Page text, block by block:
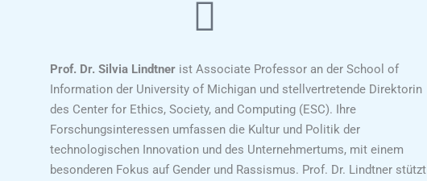
Prof. Dr. Silvia Lindtner ist Associate Professor an der School of
Information der University of Michigan und stellvertretende Direktorin
des Center for Ethics, Society, and Computing (ESC). Ihre
Forschungsinteressen umfassen die Kultur und Politik der
technologischen Innovation und des Unternehmertums, mit einem
besonderen Fokus auf Gender und Rassismus. Prof. Dr. Lindtner stützt